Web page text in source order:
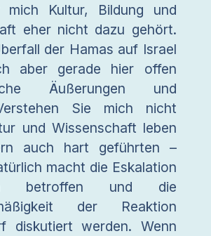
Kultur, Bildung und
eher nicht dazu gehört.
der Hamas auf Israel
aber gerade hier offen
Äußerungen und
Sie mich nicht
und Wissenschaft leben
auch hart geführten –
macht die Eskalation
betroffen und die
der Reaktion
diskutiert werden. Wenn